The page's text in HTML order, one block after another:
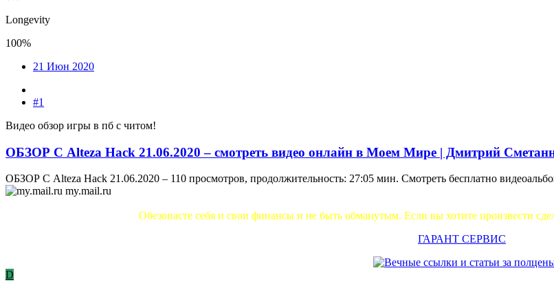
Longevity
100%
21 Июн 2020
#1
Видео обзор игры в пб с читом!
ОБЗОР С Alteza Hack 21.06.2020 – смотреть видео онлайн в Моем Мире | Дмитрий
ОБЗОР С Alteza Hack 21.06.2020 – 110 просмотров, продолжительность: 27:05 мин. Смотреть бесплатно
my.mail.ru
Обезопасте себя и свои финансы и не быть обманутым. Если вы хотите произвести
ГАРАНТ СЕРВИС
D